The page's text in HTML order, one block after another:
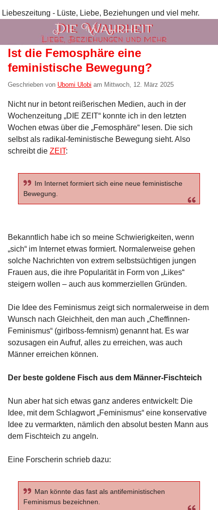
Liebeszeitung - Lüste, Liebe, Beziehungen und viel mehr.
Ist die Femosphäre eine
feministische Bewegung?
Geschrieben von Ubomi Ulobi am Mittwoch, 12. März 2025
Nicht nur in betont reißerischen Medien, auch in der
Wochenzeitung „DIE ZEIT“ konnte ich in den letzten
Wochen etwas über die „Femosphäre“ lesen. Die sich
selbst als radikal-feministische Bewegung sieht. Also
schreibt die ZEIT:
Im Internet formiert sich eine neue feministische
Bewegung.
Bekanntlich habe ich so meine Schwierigkeiten, wenn
„sich“ im Internet etwas formiert. Normalerweise gehen
solche Nachrichten von extrem selbstsüchtigen jungen
Frauen aus, die ihre Popularität in Form von „Likes“
steigern wollen – auch aus kommerziellen Gründen.
Die Idee des Feminismus zeigt sich normalerweise in dem
Wunsch nach Gleichheit, den man auch „Cheffinnen-
Feminismus“ (girlboss-femnism) genannt hat. Es war
sozusagen ein Aufruf, alles zu erreichen, was auch
Männer erreichen können.
Der beste goldene Fisch aus dem Männer-Fischteich
Nun aber hat sich etwas ganz anderes entwickelt: Die
Idee, mit dem Schlagwort „Feminismus“ eine konservative
Idee zu vermarkten, nämlich den absolut besten Mann aus
dem Fischteich zu angeln.
Eine Forscherin schrieb dazu:
Man könnte das fast als antifeministischen
Feminismus bezeichnen.